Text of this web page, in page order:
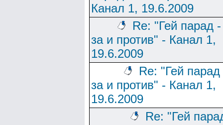
Канал 1, 19.6.2009
Re: "Гей парад -
за и против" - Канал 1,
19.6.2009
Re: "Гей парад
за и против" - Канал 1,
19.6.2009
Re: "Гей